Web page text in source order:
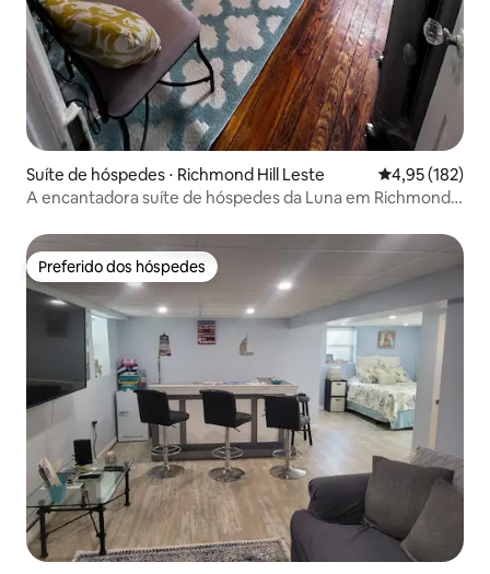
Suíte de hóspedes ⋅ Richmond Hill Leste 4,95 de uma
4,95 (182)
A encantadora suíte de hóspedes da Luna em Richmond
Preferido dos hóspedes
Preferido dos hóspedes